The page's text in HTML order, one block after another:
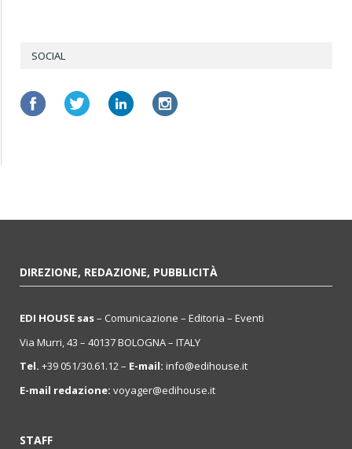
SOCIAL
DIREZIONE, REDAZIONE, PUBBLICITÀ
EDI HOUSE sas– Comunicazione – Editoria – Eventi
Via Murri, 43 – 40137 BOLOGNA – ITALY
Tel. +39 051/30.61.12 – E-mail: info@edihouse.it
E-mail redazione: voyager@edihouse.it
STAFF